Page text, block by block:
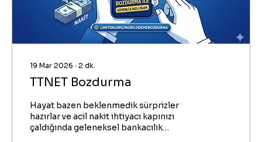
19 Mar 2026 ∙ 2 dk.
TTNET Bozdurma
Hayat bazen beklenmedik sürprizler
hazırlar ve acil nakit ihtiyacı kapınızı
çaldığında geleneksel bankacılık